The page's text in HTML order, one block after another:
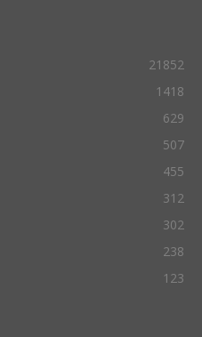
21852
1418
629
507
455
312
302
238
123